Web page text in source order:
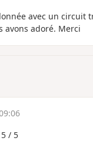
avec un circuit
avons adoré. Merci
5 / 5